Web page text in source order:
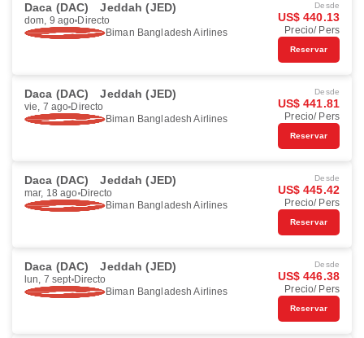
Daca (DAC) Jeddah (JED)
dom, 9 ago Directo
Biman Bangladesh Airlines
Desde
US$ 440.13
Precio/ Pers
Reservar
Daca (DAC) Jeddah (JED)
vie, 7 ago Directo
Biman Bangladesh Airlines
Desde
US$ 441.81
Precio/ Pers
Reservar
Daca (DAC) Jeddah (JED)
mar, 18 ago Directo
Biman Bangladesh Airlines
Desde
US$ 445.42
Precio/ Pers
Reservar
Daca (DAC) Jeddah (JED)
lun, 7 sept Directo
Biman Bangladesh Airlines
Desde
US$ 446.38
Precio/ Pers
Reservar